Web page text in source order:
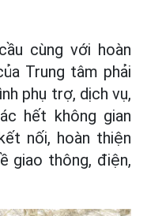
cùng với hoàn
Trung tâm phải
phụ trợ, dịch vụ,
hết không gian
nối, hoàn thiện
giao thông, điện,